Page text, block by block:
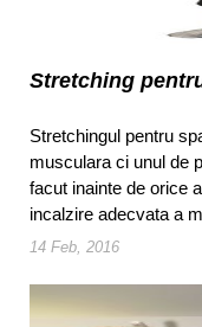
Stretching
Stretchingul pentru
musculara ci unul de
facut inainte de orice
incalzire adecvata a
14 Feb, 2016